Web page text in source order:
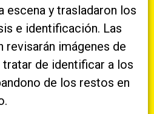
escena y trasladaron los
e identificación. Las
revisarán imágenes de
de identificar a los
de los restos en